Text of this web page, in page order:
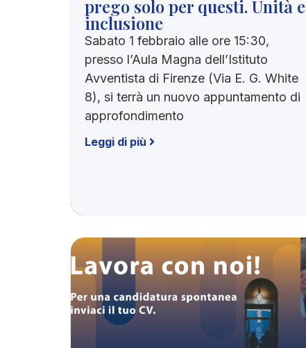
prego solo per questi. Unità e
inclusione
Sabato 1 febbraio alle ore 15:30,
presso l’Aula Magna dell’Istituto
Avventista di Firenze (Via E. G. White
8), si terrà un nuovo appuntamento di
approfondimento
Leggi di più